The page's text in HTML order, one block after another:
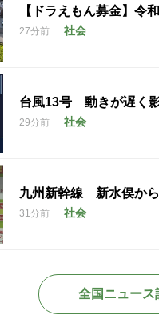
【ドラえもん募金】令
27分前 社会
台風13号 動きが遅く
29分前 社会
九州新幹線 新水俣か
31分前 社会
全国ニュース